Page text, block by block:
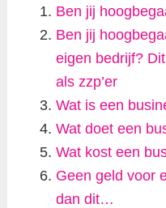
Ben jij
Ben jij
eigen bedrijf?
als zzp’er
Wat is een
Wat doet een
Wat kost een
Geen geld voor
dan dit…